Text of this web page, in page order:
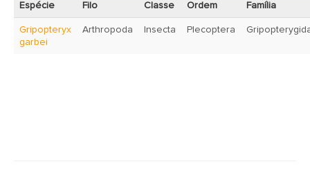
Espécie Filo Classe Ordem Família
Gripopteryx
garbei
Arthropoda Insecta Plecoptera